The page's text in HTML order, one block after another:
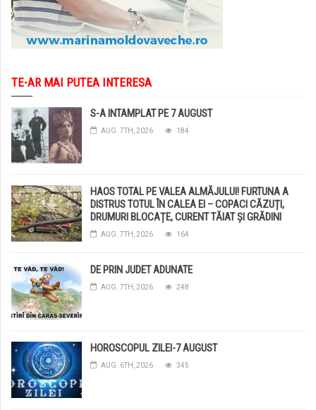
TE-AR MAI PUTEA INTERESA
S-A INTAMPLAT PE 7 AUGUST
AUG. 7TH, 2026 184
HAOS TOTAL PE VALEA ALMĂJULUI! FURTUNA A
DISTRUS TOTUL ÎN CALEA EI – COPACI CĂZUȚI,
DRUMURI BLOCAȚE, CURENT TĂIAT ȘI GRĂDINI
DISTRUSE DE GRINDINĂ!
AUG. 7TH, 2026 164
DE PRIN JUDET ADUNATE
AUG. 7TH, 2026 248
HOROSCOPUL ZILEI-7 AUGUST
AUG. 6TH, 2026 345